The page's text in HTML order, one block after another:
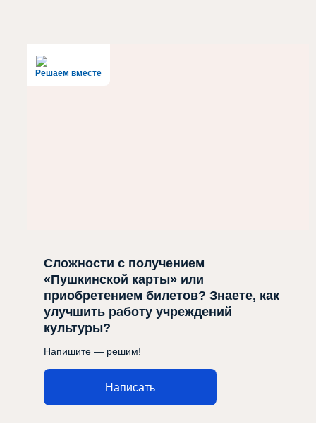
Решаем вместе
Сложности с получением
«Пушкинской карты» или
приобретением билетов? Знаете, как
улучшить работу учреждений
культуры?
Напишите — решим!
Написать